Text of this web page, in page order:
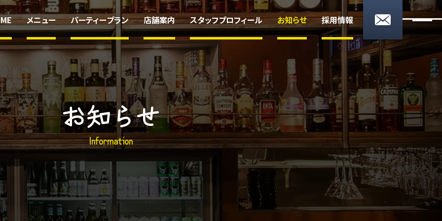
メニュー パーティープラン 店舗案内 スタッフプロフィール お知らせ 採用情報
0276-59-9078
17:00〜翌2:00 月曜定休
HOME
メニュー
パーティープラン
店舗案内
スタッフプロフィール
お知らせ
お知らせ
Information